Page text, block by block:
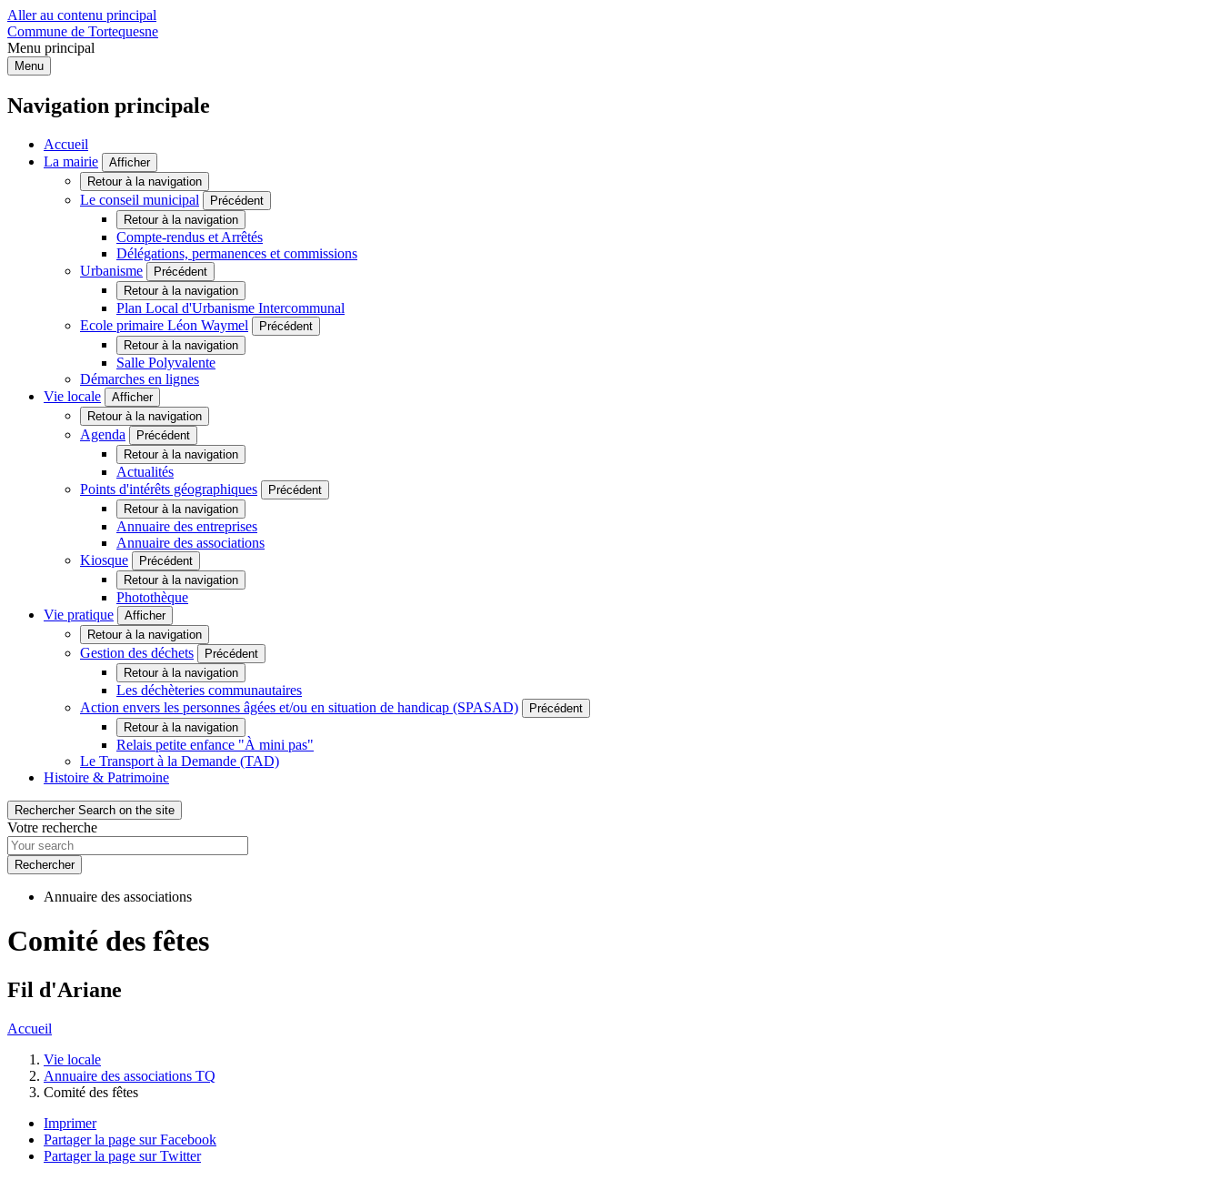
Aller au contenu principal
Commune de Tortequesne
Menu principal
Menu
Navigation principale
Accueil
La mairie
Afficher
Retour à la navigation
Le conseil municipal
Précédent
Retour à la navigation
Compte-rendus et Arrêtés
Délégations, permanences et commissions
Urbanisme
Précédent
Retour à la navigation
Plan Local d'Urbanisme Intercommunal
Ecole primaire Léon Waymel
Précédent
Retour à la navigation
Salle Polyvalente
Démarches en lignes
Vie locale
Afficher
Retour à la navigation
Agenda
Précédent
Retour à la navigation
Actualités
Points d'intérêts géographiques
Précédent
Retour à la navigation
Annuaire des entreprises
Annuaire des associations
Kiosque
Précédent
Retour à la navigation
Photothèque
Vie pratique
Afficher
Retour à la navigation
Gestion des déchets
Précédent
Retour à la navigation
Les déchèteries communautaires
Action envers les personnes âgées et/ou en situation de handicap (SPASAD)
Précédent
Retour à la navigation
Relais petite enfance "À mini pas"
Le Transport à la Demande (TAD)
Histoire & Patrimoine
Rechercher Search on the site
Votre recherche
Annuaire des associations
Comité des fêtes
Fil d'Ariane
Accueil
Vie locale
Annuaire des associations TQ
Comité des fêtes
Imprimer
Partager la page sur Facebook
Partager la page sur Twitter